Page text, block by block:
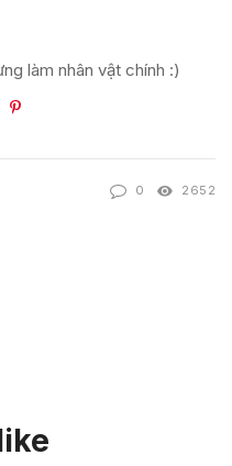
làm nhân vật chính :)
Pinterest
0 2652